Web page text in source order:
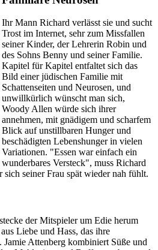
Ihr Mann Richard verlässt sie und sucht
Trost im Internet, sehr zum Missfallen
seiner Kinder, der Lehrerin Robin und
des Sohns Benny und seiner Familie.
Kapitel für Kapitel entfaltet sich das
Bild einer jüdischen Familie mit
Schattenseiten und Neurosen, und
unwillkürlich wünscht man sich,
Woody Allen würde sich ihrer
annehmen, mit gnädigem und scharfem
Blick auf unstillbaren Hunger und
beschädigten Lebenshunger in vielen
Variationen. "Essen war einfach ein
wunderbares Versteck", muss Richard
sich seiner Frau spät wieder nah fühlt.
der Mitspieler um Edie herum
Liebe und Hass, das ihre
Attenberg kombiniert Süße und